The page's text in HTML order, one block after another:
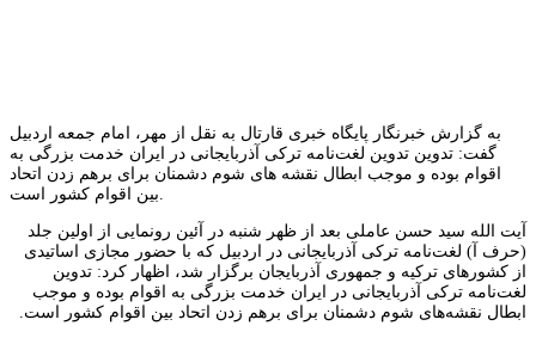
به گزارش خبرنگار پایگاه خبری قارتال به نقل از مهر، امام جمعه اردبیل
گفت: تدوین تدوین لغت‌نامه ترکی آذربایجانی در ایران خدمت بزرگی به
اقوام بوده و موجب ابطال نقشه های شوم دشمنان برای برهم زدن اتحاد
آیت الله سید حسن عاملی بعد از ظهر شنبه در آئین رونمایی از اولین جلد
(حرف آ) لغت‌نامه ترکی آذربایجانی در اردبیل که با حضور مجازی اساتیدی
از کشورهای ترکیه و جمهوری آذربایجان برگزار شد، اظهار کرد: تدوین
لغت‌نامه ترکی آذربایجانی در ایران خدمت بزرگی به اقوام بوده و موجب
ابطال نقشه‌های شوم دشمنان برای برهم زدن اتحاد بین اقوام کشور است.